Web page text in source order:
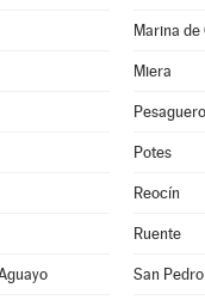
Marina de
Miera
Pesaguero
Potes
Reocín
Ruente
San